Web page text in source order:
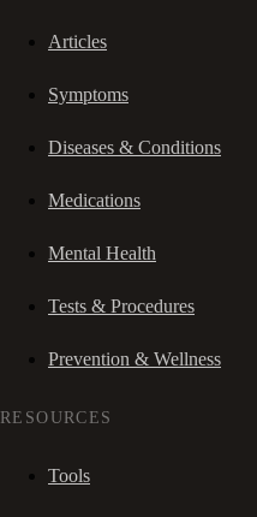
Articles
Symptoms
Diseases & Conditions
Medications
Mental Health
Tests & Procedures
Prevention & Wellness
RESOURCES
Tools